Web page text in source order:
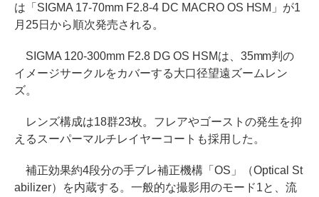
は「SIGMA 17-70mm F2.8-4 DC MACRO OS HSM」が1
月25日から順次発売される。
SIGMA 120-300mm F2.8 DG OS HSMは、35mm判の
イメージサークルをカバーする大口径望遠ズームレン
ズ。
レンズ構成は18群23枚。フレアやゴーストの発生を抑
えるスーパーマルチレイヤーコートも採用した。
補正効果約4段分の手ブレ補正機構「OS」（Optical St
abilizer）を内蔵する。一般的な撮影用のモード1と、流